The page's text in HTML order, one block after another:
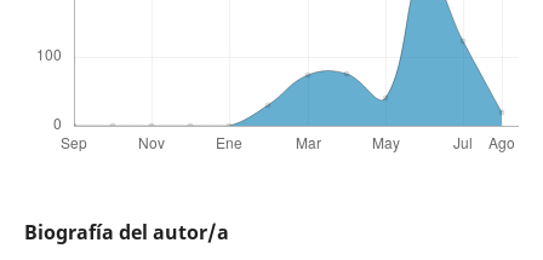
Biografía del autor/a